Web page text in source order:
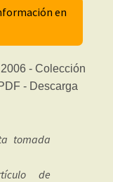
en
tomada
de